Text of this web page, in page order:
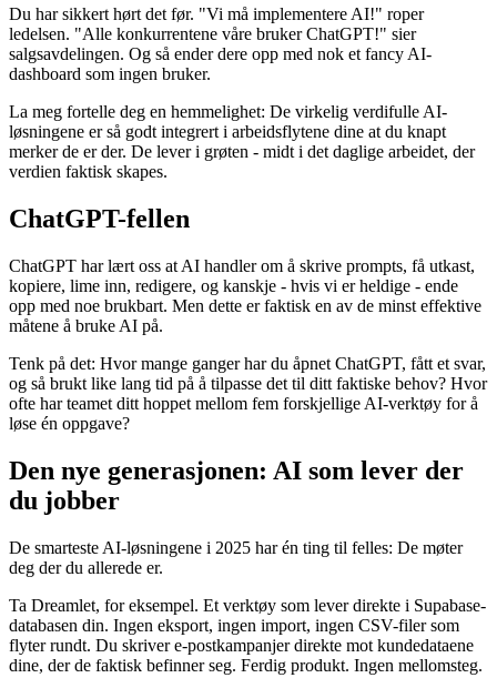
Du har sikkert hørt det før. "Vi må implementere AI!" roper
ledelsen. "Alle konkurrentene våre bruker ChatGPT!" sier
salgsavdelingen. Og så ender dere opp med nok et fancy AI-
dashboard som ingen bruker.
La meg fortelle deg en hemmelighet: De virkelig verdifulle AI-
løsningene er så godt integrert i arbeidsflytene dine at du knapt
merker de er der. De lever i grøten - midt i det daglige arbeidet, der
verdien faktisk skapes.
ChatGPT-fellen
ChatGPT har lært oss at AI handler om å skrive prompts, få utkast,
kopiere, lime inn, redigere, og kanskje - hvis vi er heldige - ende
opp med noe brukbart. Men dette er faktisk en av de minst effektive
måtene å bruke AI på.
Tenk på det: Hvor mange ganger har du åpnet ChatGPT, fått et svar,
og så brukt like lang tid på å tilpasse det til ditt faktiske behov? Hvor
ofte har teamet ditt hoppet mellom fem forskjellige AI-verktøy for å
løse én oppgave?
Den nye generasjonen: AI som lever der
du jobber
De smarteste AI-løsningene i 2025 har én ting til felles: De møter
deg der du allerede er.
Ta Dreamlet, for eksempel. Et verktøy som lever direkte i Supabase-
databasen din. Ingen eksport, ingen import, ingen CSV-filer som
flyter rundt. Du skriver e-postkampanjer direkte mot kundedataene
dine, der de faktisk befinner seg. Ferdig produkt. Ingen mellomsteg.